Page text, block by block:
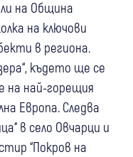
на Община
на ключови
в региона.
където ще се
на най-горещия
Европа. Следва
в село Овчарци и
“Покров на